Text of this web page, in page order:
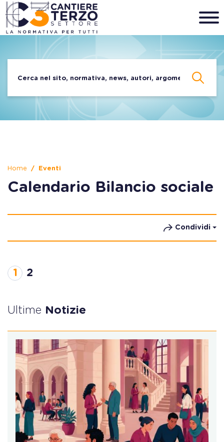
Home Eventi
Calendario Bilancio sociale
Condividi
1 2
Ultime Notizie